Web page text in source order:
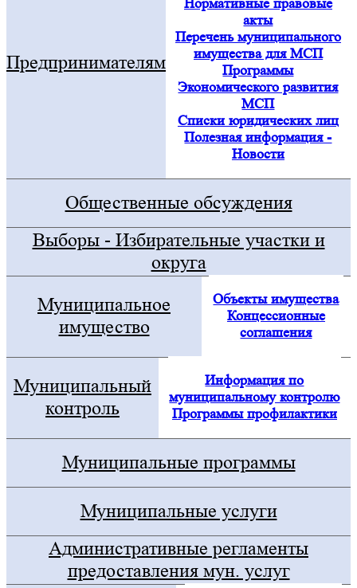
Предпринимателям
акты
Перечень муниципального
имущества для МСП
Программы
Экономического развития
МСП
Списки юридических лиц
Полезная информация -
Новости
Общественные обсуждения
Выборы - Избирательные участки и
округа
Муниципальное
имущество
Объекты имущества
Концессионные
соглашения
Муниципальный
контроль
Информация по
муниципальному контролю
Программы профилактики
Муниципальные программы
Муниципальные услуги
Административные регламенты
предоставления мун. услуг